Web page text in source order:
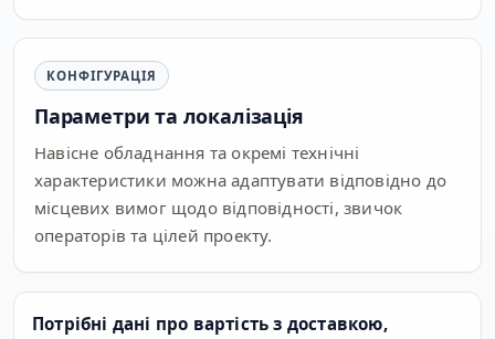
КОНФІГУРАЦІЯ
Параметри та локалізація
Навісне обладнання та окремі технічні
характеристики можна адаптувати відповідно до
місцевих вимог щодо відповідності, звичок
операторів та цілей проекту.
Потрібні дані про вартість з доставкою,